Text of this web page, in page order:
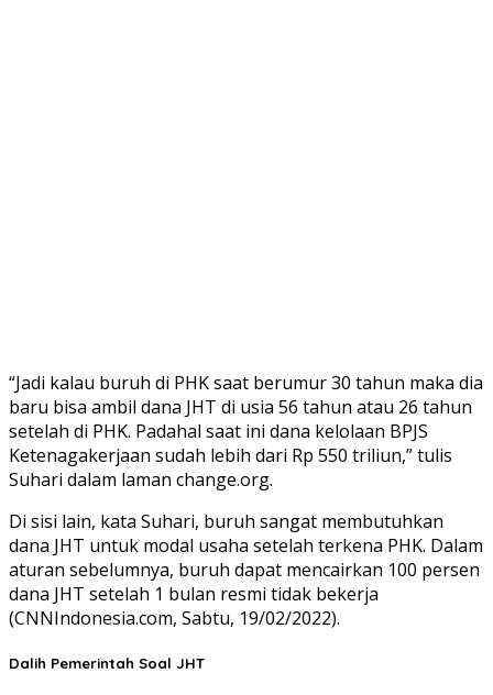
“Jadi kalau buruh di PHK saat berumur 30 tahun maka dia
baru bisa ambil dana JHT di usia 56 tahun atau 26 tahun
setelah di PHK. Padahal saat ini dana kelolaan BPJS
Ketenagakerjaan sudah lebih dari Rp 550 triliun,” tulis
Suhari dalam laman change.org.
Di sisi lain, kata Suhari, buruh sangat membutuhkan
dana JHT untuk modal usaha setelah terkena PHK. Dalam
aturan sebelumnya, buruh dapat mencairkan 100 persen
dana JHT setelah 1 bulan resmi tidak bekerja
(CNNIndonesia.com, Sabtu, 19/02/2022).
Dalih Pemerintah Soal JHT